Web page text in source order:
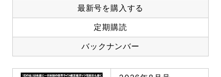
最新号を購入する
定期購読
バックナンバー